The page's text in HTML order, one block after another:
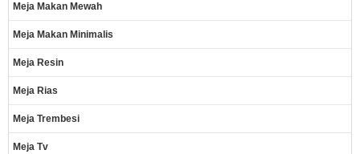
Meja Makan Mewah
Meja Makan Minimalis
Meja Resin
Meja Rias
Meja Trembesi
Meja Tv